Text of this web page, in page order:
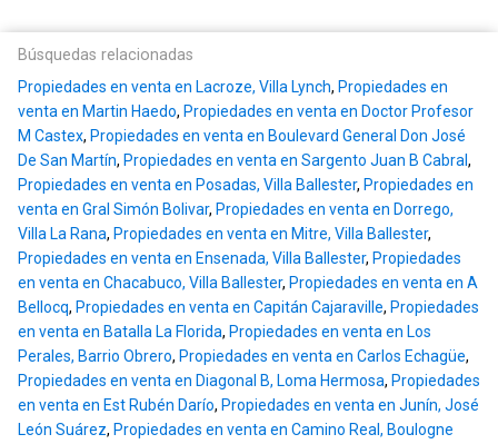
Búsquedas relacionadas
Propiedades en venta en Lacroze, Villa Lynch, Propiedades en
venta en Martin Haedo, Propiedades en venta en Doctor Profesor
M Castex, Propiedades en venta en Boulevard General Don José
De San Martín, Propiedades en venta en Sargento Juan B Cabral,
Propiedades en venta en Posadas, Villa Ballester, Propiedades en
venta en Gral Simón Bolivar, Propiedades en venta en Dorrego,
Villa La Rana, Propiedades en venta en Mitre, Villa Ballester,
Propiedades en venta en Ensenada, Villa Ballester, Propiedades
en venta en Chacabuco, Villa Ballester, Propiedades en venta en A
Bellocq, Propiedades en venta en Capitán Cajaraville, Propiedades
en venta en Batalla La Florida, Propiedades en venta en Los
Perales, Barrio Obrero, Propiedades en venta en Carlos Echagüe,
Propiedades en venta en Diagonal B, Loma Hermosa, Propiedades
en venta en Est Rubén Darío, Propiedades en venta en Junín, José
León Suárez, Propiedades en venta en Camino Real, Boulogne